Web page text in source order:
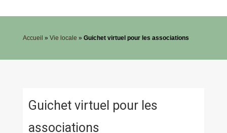
Accueil » Vie locale » Guichet virtuel pour les associations
Guichet virtuel pour les
associations